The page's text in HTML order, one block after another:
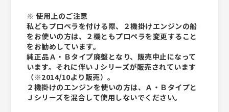
※ 使用上のご注意
私どもプロペラを付ける際、２機掛けエンジンの船
をお使いの方は、２機ともプロペラを変更すること
をお勧めしています。
純正品Ａ・Ｂタイプ廃盤となり、販売中止になって
います。それに伴いＪシリーズが販売されています
（※2014/10より販売）。
２機掛けのエンジンを使いの方は、Ａ・Ｂタイプと
Ｊシリーズを混合して使用しないでください。